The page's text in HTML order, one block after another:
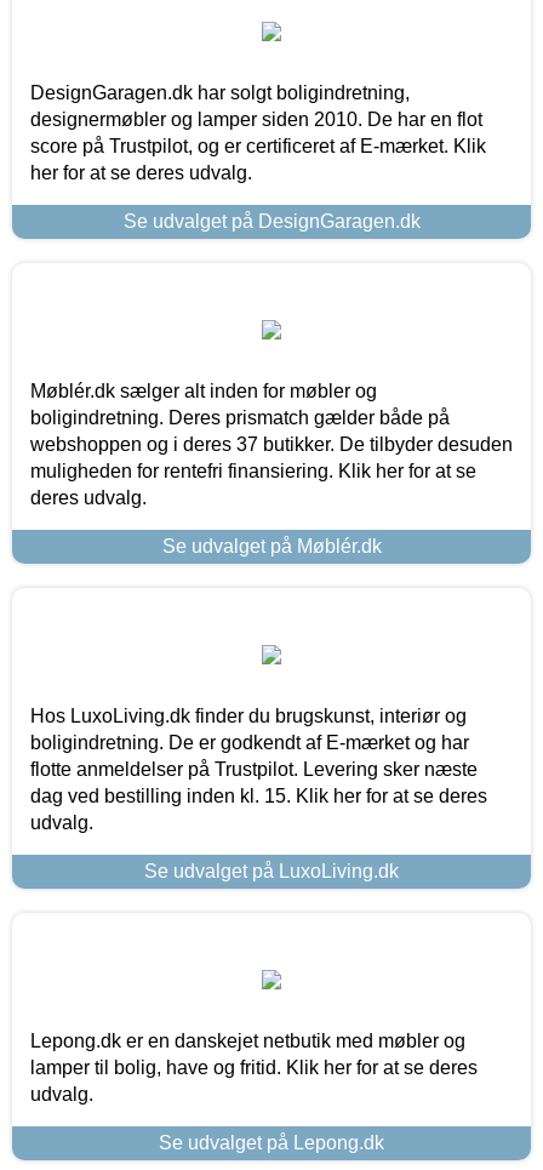
DesignGaragen.dk har solgt boligindretning,
designermøbler og lamper siden 2010. De har en flot
score på Trustpilot, og er certificeret af E-mærket. Klik
her for at se deres udvalg.
Se udvalget på DesignGaragen.dk
Møblér.dk sælger alt inden for møbler og
boligindretning. Deres prismatch gælder både på
webshoppen og i deres 37 butikker. De tilbyder desuden
muligheden for rentefri finansiering. Klik her for at se
deres udvalg.
Se udvalget på Møblér.dk
Hos LuxoLiving.dk finder du brugskunst, interiør og
boligindretning. De er godkendt af E-mærket og har
flotte anmeldelser på Trustpilot. Levering sker næste
dag ved bestilling inden kl. 15. Klik her for at se deres
udvalg.
Se udvalget på LuxoLiving.dk
Lepong.dk er en danskejet netbutik med møbler og
lamper til bolig, have og fritid. Klik her for at se deres
udvalg.
Se udvalget på Lepong.dk